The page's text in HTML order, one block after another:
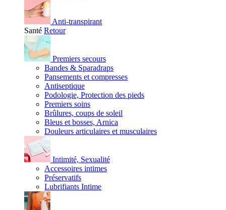
Anti-transpirant
Santé Retour
Premiers secours
Bandes & Sparadraps
Pansements et compresses
Antiseptique
Podologie, Protection des pieds
Premiers soins
Brûlures, coups de soleil
Bleus et bosses, Arnica
Douleurs articulaires et musculaires
Intimité, Sexualité
Accessoires intimes
Préservatifs
Lubrifiants Intime